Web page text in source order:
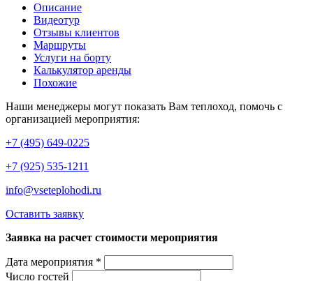
Описание
Видеотур
Отзывы клиентов
Маршруты
Услуги на борту
Калькулятор аренды
Похожие
Наши менеджеры могут показать Вам теплоход, помочь с
организацией мероприятия:
+7 (495) 649-0225
+7 (925) 535-1211
info@vseteplohodi.ru
Оставить заявку
Заявка на расчет стоимости мероприятия
Дата мероприятия *
Число гостей